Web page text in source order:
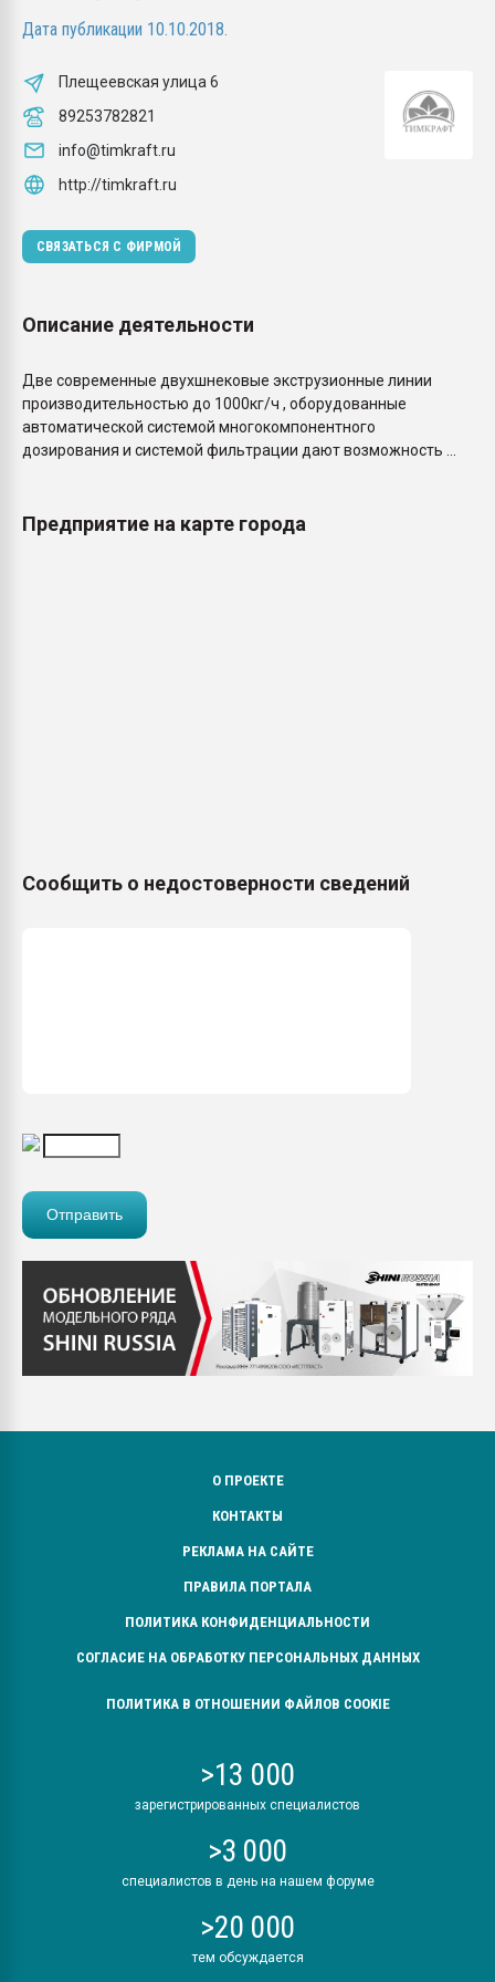
ПЕРЕЙТИ НА
Дата публикации 10.10.2018.
Плещеевская улица 6
89253782821
info@timkraft.ru
http://timkraft.ru
СВЯЗАТЬСЯ С ФИРМОЙ
Описание деятельности
Две современные двухшнековые экструзионные линии
производительностью до 1000кг/ч , оборудованные
автоматической системой многокомпонентного
дозирования и системой фильтрации дают возможность ...
Предприятие на карте города
Сообщить о недостоверности сведений
О ПРОЕКТЕ
КОНТАКТЫ
РЕКЛАМА НА САЙТЕ
ПРАВИЛА ПОРТАЛА
ПОЛИТИКА КОНФИДЕНЦИАЛЬНОСТИ
СОГЛАСИЕ НА ОБРАБОТКУ ПЕРСОНАЛЬНЫХ ДАННЫХ
ПОЛИТИКА В ОТНОШЕНИИ ФАЙЛОВ COOKIE
>13 000
зарегистрированных специалистов
>3 000
специалистов в день на нашем форуме
>20 000
тем обсуждается